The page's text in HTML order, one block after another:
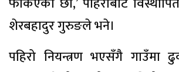
शेरबहादुर गुरुङले भने।
पहिरो नियन्त्रण भएसँगै